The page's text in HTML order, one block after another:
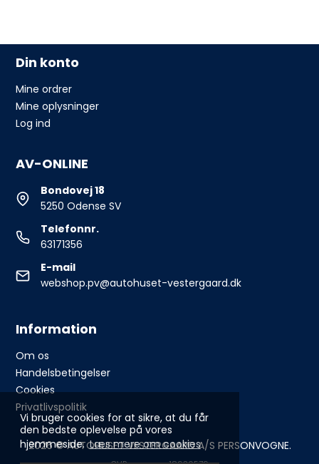
Vi bruger cookies for at sikre, at du får
den bedste oplevelse på vores
hjemmeside.Læs mere om cookies
Din konto
Mine ordrer
Mine oplysninger
Log ind
AV-ONLINE
Bondovej 18
5250 Odense SV
Telefonnr.
63171356
E-mail
webshop.pv@autohuset-vestergaard.dk
Information
Om os
Handelsbetingelser
Cookies
Privatlivspolitik
2026 © AUTOHUSET VESTERGAARD A/S PERSONVOGNE.